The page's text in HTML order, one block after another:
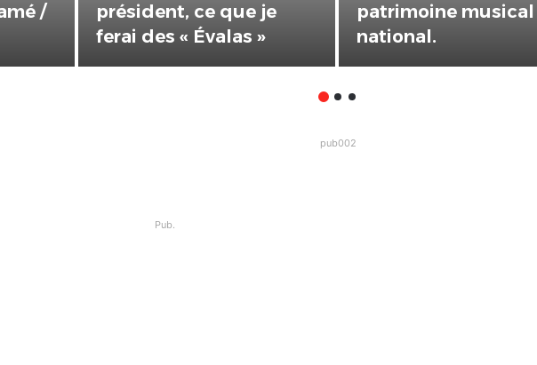
/
président, ce que je
ferai des « Évalas »
patrimoine musical
national.
pub002
Pub.